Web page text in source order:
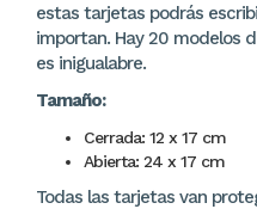
estas tarjetas podrás
importan. Hay 20 modelos
es inigualabre.
Tamaño:
Cerrada: 12 x 17 cm
Abierta: 24 x 17 cm
Todas las tarjetas van